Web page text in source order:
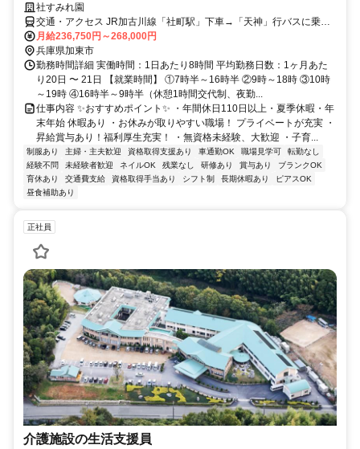
社すみれ園
交通・アクセス JR加古川線「社町駅」下車→「天神」行バスに乗車
（約25分）→「南山」下車→徒歩300ｍ
月給236,750円～268,000円
兵庫県加東市
勤務時間詳細 実働時間：1日あたり8時間 平均勤務日数：1ヶ月あた
り20日 〜 21日 【就業時間】 ①7時半～16時半 ②9時～18時 ③10時
～19時 ④16時半～9時半（休憩1時間交代制、夜勤...
仕事内容 ✨おすすめポイント✨ ・年間休日110日以上・夏季休暇・年
末年始 休暇あり ・お休みが取りやすい職場！ プライベートが充実 ・
昇給賞与あり！福利厚生充実！ ・無資格未経験、大歓迎 ・子育...
制服あり 主婦・主夫歓迎 資格取得支援あり 車通勤OK 職場見学可
転勤なし
経験不問
未経験者歓迎 ネイルOK 残業なし 研修あり 賞与あり
ブランクOK
育休あり
交通費支給 資格取得手当あり シフト制 長期休暇あり
ピアスOK
昼食補助あり
正社員
介護施設の生活支援員